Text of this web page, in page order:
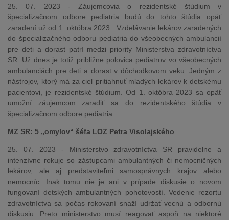
25. 07. 2023 - Záujemcovia o rezidentské štúdium v
špecializačnom odbore pediatria budú do tohto štúdia opäť
zaradení už od 1. októbra 2023. Vzdelávanie lekárov zaradených
do špecializačného odboru pediatria do všeobecných ambulancií
pre deti a dorast patrí medzi priority Ministerstva zdravotníctva
SR. Už dnes je totiž približne polovica pediatrov vo všeobecných
ambulanciách pre deti a dorast v dôchodkovom veku. Jedným z
nástrojov, ktorý má za cieľ pritiahnuť mladých lekárov k detskému
pacientovi, je rezidentské štúdium. Od 1. októbra 2023 sa opäť
umožní záujemcom zaradiť sa do rezidentského štúdia v
špecializačnom odbore pediatria.
MZ SR: 5 „omylov“ šéfa LOZ Petra Visolajského
25. 07. 2023 - Ministerstvo zdravotníctva SR pravidelne a
intenzívne rokuje so zástupcami ambulantných či nemocničných
lekárov, ale aj predstaviteľmi samosprávnych krajov alebo
nemocníc. Inak tomu nie je ani v prípade diskusie o novom
fungovaní detských ambulantných pohotovostí. Vedenie rezortu
zdravotníctva sa počas rokovaní snaží udržať vecnú a odbornú
diskusiu. Preto ministerstvo musí reagovať aspoň na niektoré